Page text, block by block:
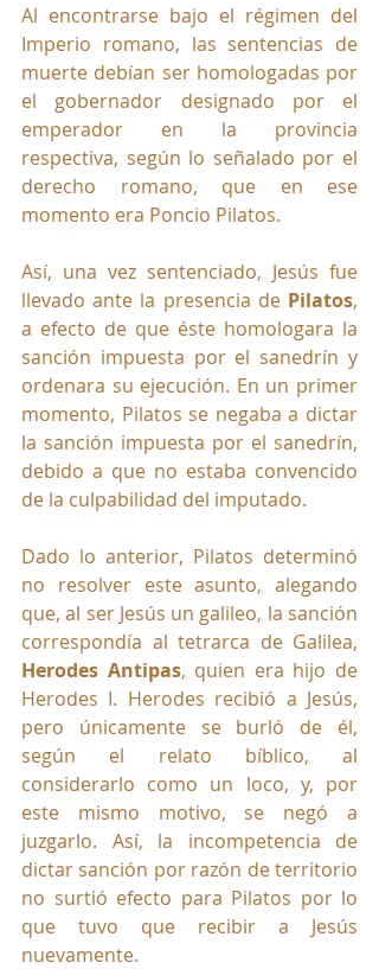
Al encontrarse bajo el régimen del
Imperio romano, las sentencias de
muerte debían ser homologadas por
el gobernador designado por el
emperador en la provincia
respectiva, según lo señalado por el
derecho romano, que en ese
momento era Poncio Pilatos.
Así, una vez sentenciado, Jesús fue
llevado ante la presencia de Pilatos,
a efecto de que éste homologara la
sanción impuesta por el sanedrín y
ordenara su ejecución. En un primer
momento, Pilatos se negaba a dictar
la sanción impuesta por el sanedrín,
debido a que no estaba convencido
de la culpabilidad del imputado.
Dado lo anterior, Pilatos determinó
no resolver este asunto, alegando
que, al ser Jesús un galileo, la sanción
Herodes Antipas, quien era hijo de
Herodes I. Herodes recibió a Jesús,
pero únicamente se burló de él,
según el relato bíblico, al
considerarlo como un loco, y, por
este mismo motivo, se negó a
juzgarlo. Así, la incompetencia de
dictar sanción por razón de territorio
no surtió efecto para Pilatos por lo
que tuvo que recibir a Jesús
nuevamente.